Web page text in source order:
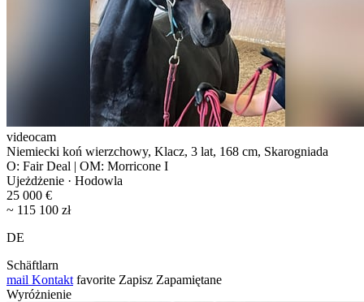
videocam
Niemiecki koń wierzchowy, Klacz, 3 lat, 168 cm, Skarogniada
O: Fair Deal | OM: Morricone I
Ujeżdżenie · Hodowla
25 000 €
~ 115 100 zł
DE
Schäftlarn
mail Kontakt favorite Zapisz Zapamiętane
Wyróżnienie